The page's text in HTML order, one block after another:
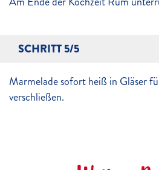
SCHRITT 5/5
Marmelade sofort heiß in Gläser
verschließen.